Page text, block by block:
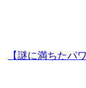
【謎に満ちたパ